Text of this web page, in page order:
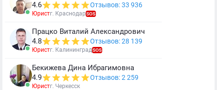
4.6
Отзывов: 33 936
Юристг. КраснодарSOS
Працко Виталий Александрович
4.8
Отзывов: 28 139
Юристг. КалининградSOS
Бекижева Дина Ибрагимовна
4.9
Отзывов: 2 259
Юристг. Черкесск